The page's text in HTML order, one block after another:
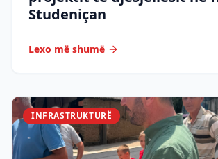
Studeniçan
Lexo më shumë
INFRASTRUKTURË